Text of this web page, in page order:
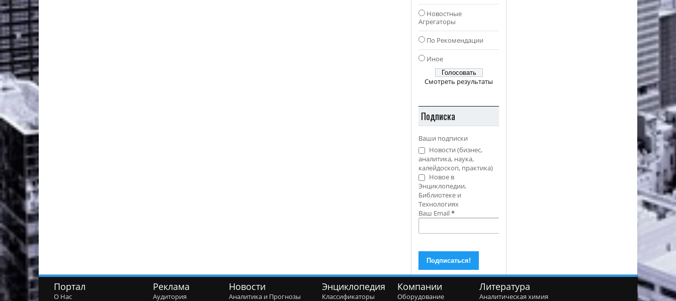
Новостные
Агрегаторы
По Рекомендации
Иное
Смотреть результаты
Подписка
Ваши подписки
Новости (бизнес,
аналитика, наука,
калейдоскоп, практика)
Новое в
Энциклопедии,
Библиотеке и
Технологиях
Ваш Email*
Портал
О Нас
Реклама
Аудитория
Новости
Аналитика и Прогнозы
Энциклопедия
Классификаторы
Компании
Оборудование
Литература
Аналитическая химия